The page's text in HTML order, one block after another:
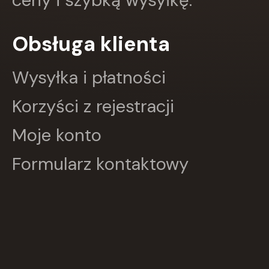
Oxford University Press
PASCAL
Pazdro
PODKOWA
PUBLICAT
PWN
REA
Obsługa klienta
Wysyłka i płatności
Korzyści z rejestracji
Moje konto
Formularz kontaktowy